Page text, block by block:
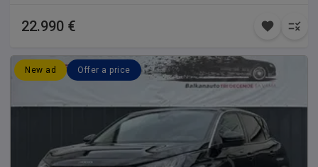
22.990 €
New ad Offer a price